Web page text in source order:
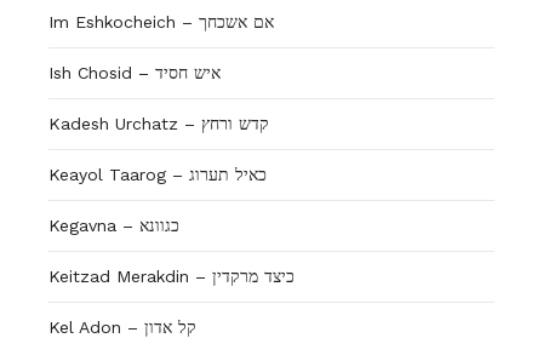
Im Eshkocheich – אם אשכחך
Ish Chosid – איש חסיד
Kadesh Urchatz – קדש ורחץ
Keayol Taarog – כאיל תערוג
Kegavna – כגוונא
Keitzad Merakdin – כיצד מרקדין
Kel Adon – קל אדון